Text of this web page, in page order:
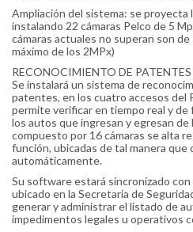
Ampliación del sistema: se proyecta
instalando 22 cámaras Pelco de 5
cámaras actuales no superan son de
máximo de los 2MPx)
RECONOCIMIENTO DE PATENTES
Se instalará un sistema de
patentes, en los cuatro accesos del
permite verificar en tiempo real y
los autos que ingresan y egresan de
compuesto por 16 cámaras se alta
función, ubicadas de tal manera
automáticamente.
Su software estará sincronizado
ubicado en la Secretaria de
generar y administrar el listado de
impedimentos legales u operativos